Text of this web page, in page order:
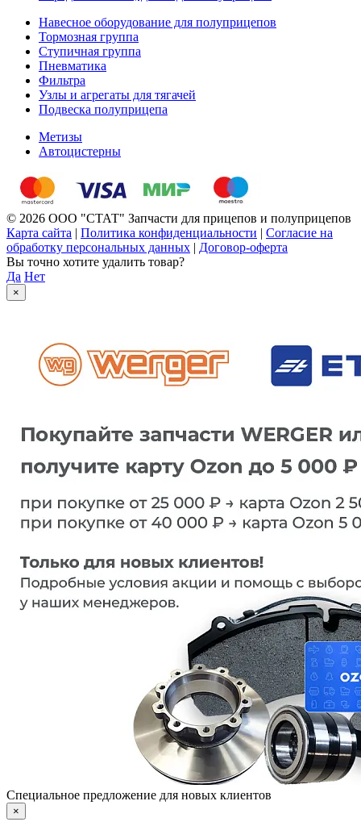
Навесное оборудование для полуприцепов
Тормозная группа
Ступичная группа
Пневматика
Фильтра
Узлы и агрегаты для тягачей
Подвеска полуприцепа
Метизы
Автоцистерны
© 2026 ООО "СТАТ" Запчасти для прицепов и полуприцепов
Карта сайта | Политика конфиденциальности | Согласие на
обработку персональных данных | Договор-оферта
Вы точно хотите удалить товар?
Да Нет
×
Специальное предложение для новых клиентов
×